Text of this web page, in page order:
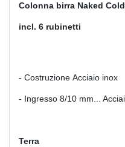
Colonna birra Naked
incl. 6 rubinetti
- Costruzione Acciaio inox
- Ingresso 8/10 mm...
Terra